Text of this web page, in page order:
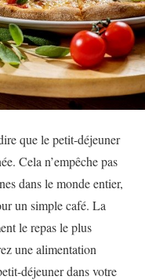
que le petit-déjeuner
Cela n’empêche pas
dans le monde entier,
un simple café. La
le repas le plus
une alimentation
déjeuner dans votre